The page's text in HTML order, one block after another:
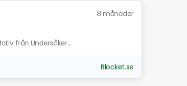
8 månader
från Undersåker...
Blocket.se